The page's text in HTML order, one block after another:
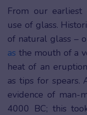
From our earliest
use of glass.
of natural glass –
as the mouth of a
heat of an
as tips for spears.
evidence of man-
4000 BC; this